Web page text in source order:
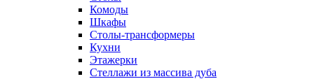
Комоды
Шкафы
Столы-трансформеры
Кухни
Этажерки
Стеллажи из массива дуба